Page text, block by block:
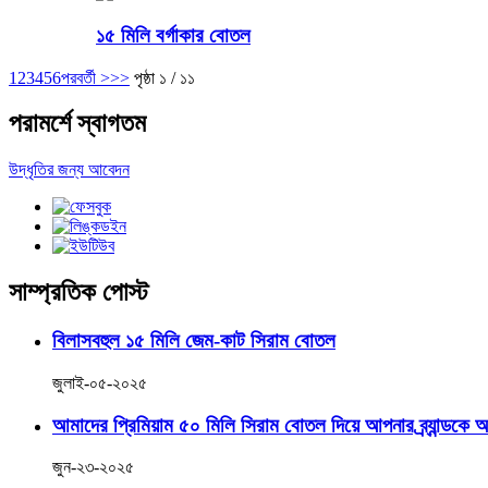
১৫ মিলি বর্গাকার বোতল
1 23456পরবর্তী >>> পৃষ্ঠা ১ / ১১
পরামর্শে স্বাগতম
উদ্ধৃতির জন্য আবেদন
সাম্প্রতিক পোস্ট
বিলাসবহুল ১৫ মিলি জেম-কাট সিরাম বোতল
জুলাই-০৫-২০২৫
আমাদের প্রিমিয়াম ৫০ মিলি সিরাম বোতল দিয়ে আপনার
জুন-২৩-২০২৫